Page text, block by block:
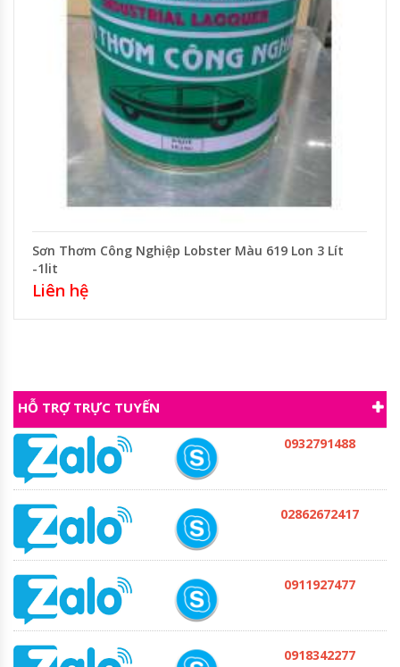
Sơn Thơm Công Nghiệp Lobster Màu 619 Lon 3 Lít
-1lit
Liên hệ
HỖ TRỢ TRỰC TUYẾN
0932791488
02862672417
0911927477
0918342277